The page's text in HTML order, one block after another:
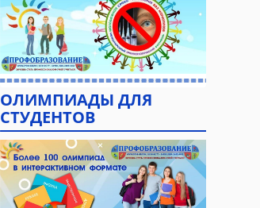
ОЛИМПИАДЫ ДЛЯ
СТУДЕНТОВ